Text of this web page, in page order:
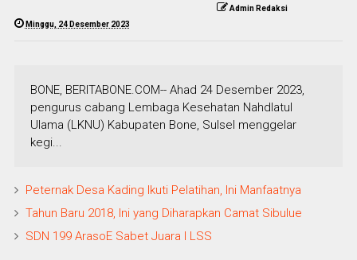
Admin Redaksi
Minggu, 24 Desember 2023
BONE, BERITABONE.COM-- Ahad 24 Desember 2023,
pengurus cabang Lembaga Kesehatan Nahdlatul
Ulama (LKNU) Kabupaten Bone, Sulsel menggelar
kegi...
Peternak Desa Kading Ikuti Pelatihan, Ini Manfaatnya
Tahun Baru 2018, Ini yang Diharapkan Camat Sibulue
SDN 199 ArasoE Sabet Juara I LSS